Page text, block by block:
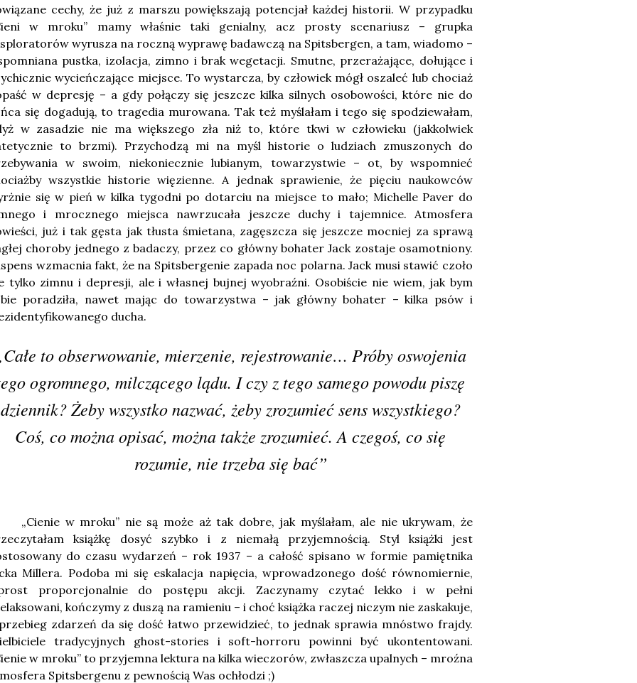
cechy, że już z marszu powiększają potencjał każdej historii. W przypadku
w mroku” mamy właśnie taki genialny, acz prosty scenariusz – grupka
wyrusza na roczną wyprawę badawczą na Spitsbergen, a tam, wiadomo –
pustka, izolacja, zimno i brak wegetacji. Smutne, przerażające, dołujące i
wycieńczające miejsce. To wystarcza, by człowiek mógł oszaleć lub chociaż
w depresję – a gdy połączy się jeszcze kilka silnych osobowości, które nie do
się dogadują, to tragedia murowana. Tak też myślałam i tego się spodziewałam,
w zasadzie nie ma większego zła niż to, które tkwi w człowieku (jakkolwiek
to brzmi). Przychodzą mi na myśl historie o ludziach zmuszonych do
w swoim, niekoniecznie lubianym, towarzystwie – ot, by wspomnieć
wszystkie historie więzienne. A jednak sprawienie, że pięciu naukowców
się w pień w kilka tygodni po dotarciu na miejsce to mało; Michelle Paver do
i mrocznego miejsca nawrzucała jeszcze duchy i tajemnice. Atmosfera
już i tak gęsta jak tłusta śmietana, zagęszcza się jeszcze mocniej za sprawą
choroby jednego z badaczy, przez co główny bohater Jack zostaje osamotniony.
wzmacnia fakt, że na Spitsbergenie zapada noc polarna. Jack musi stawić czoło
tylko zimnu i depresji, ale i własnej bujnej wyobraźni. Osobiście nie wiem, jak bym
poradziła, nawet mając do towarzystwa – jak główny bohater – kilka psów i
ducha.
to obserwowanie, mierzenie, rejestrowanie… Próby oswojenia
ogromnego, milczącego lądu. I czy z tego samego powodu piszę
dziennik? Żeby wszystko nazwać, żeby zrozumieć sens wszystkiego?
Coś, co można opisać, można także zrozumieć. A czegoś, co się
rozumie, nie trzeba się bać”
„Cienie w mroku” nie są może aż tak dobre, jak myślałam, ale nie ukrywam, że
książkę dosyć szybko i z niemałą przyjemnością. Styl książki jest
do czasu wydarzeń – rok 1937 – a całość spisano w formie pamiętnika
Millera. Podoba mi się eskalacja napięcia, wprowadzonego dość równomiernie,
proporcjonalnie do postępu akcji. Zaczynamy czytać lekko i w pełni
kończymy z duszą na ramieniu – i choć książka raczej niczym nie zaskakuje,
zdarzeń da się dość łatwo przewidzieć, to jednak sprawia mnóstwo frajdy.
tradycyjnych ghost-stories i soft-horroru powinni być ukontentowani.
w mroku” to przyjemna lektura na kilka wieczorów, zwłaszcza upalnych – mroźna
Spitsbergenu z pewnością Was ochłodzi ;)